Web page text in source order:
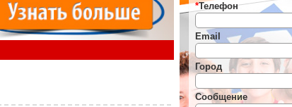
*Телефон
Email
Город
Сообщение